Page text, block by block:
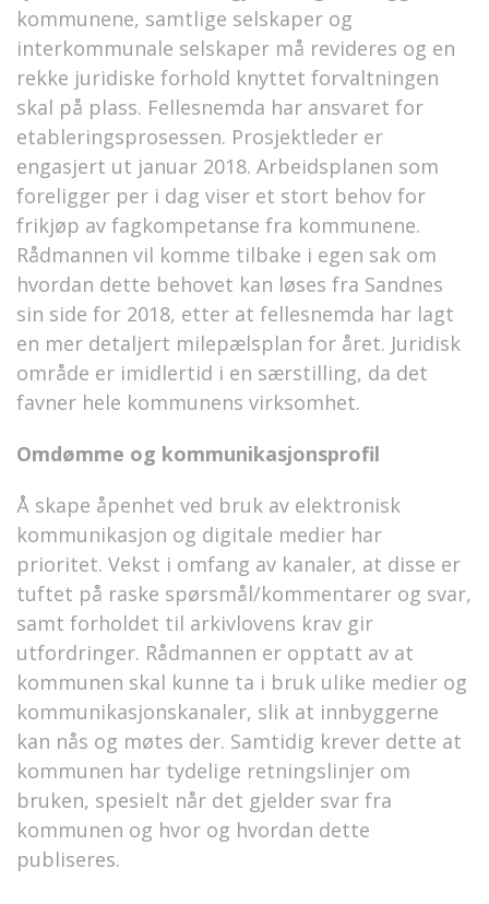
kommunene, samtlige selskaper og
interkommunale selskaper må revideres og en
rekke juridiske forhold knyttet forvaltningen
skal på plass. Fellesnemda har ansvaret for
etableringsprosessen. Prosjektleder er
engasjert ut januar 2018. Arbeidsplanen som
foreligger per i dag viser et stort behov for
frikjøp av fagkompetanse fra kommunene.
Rådmannen vil komme tilbake i egen sak om
hvordan dette behovet kan løses fra Sandnes
sin side for 2018, etter at fellesnemda har lagt
en mer detaljert milepælsplan for året. Juridisk
område er imidlertid i en særstilling, da det
favner hele kommunens virksomhet.
Omdømme og kommunikasjonsprofil
Å skape åpenhet ved bruk av elektronisk
kommunikasjon og digitale medier har
prioritet. Vekst i omfang av kanaler, at disse er
tuftet på raske spørsmål/kommentarer og svar,
samt forholdet til arkivlovens krav gir
utfordringer. Rådmannen er opptatt av at
kommunen skal kunne ta i bruk ulike medier og
kommunikasjonskanaler, slik at innbyggerne
kan nås og møtes der. Samtidig krever dette at
kommunen har tydelige retningslinjer om
bruken, spesielt når det gjelder svar fra
kommunen og hvor og hvordan dette
publiseres.